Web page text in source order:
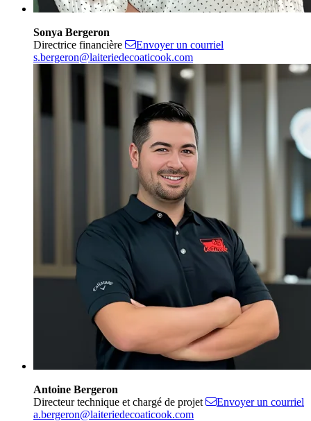
Sonya Bergeron
Directrice financière
Envoyer un courriel
s.bergeron@laiteriedecoaticook.com
Antoine Bergeron
Directeur technique et chargé de projet
Envoyer un courriel
a.bergeron@laiteriedecoaticook.com